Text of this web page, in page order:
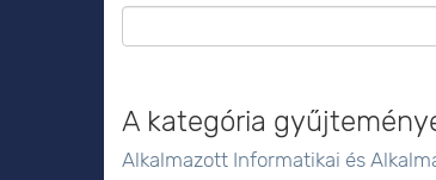
A kategória
Alkalmazott Informatikai és